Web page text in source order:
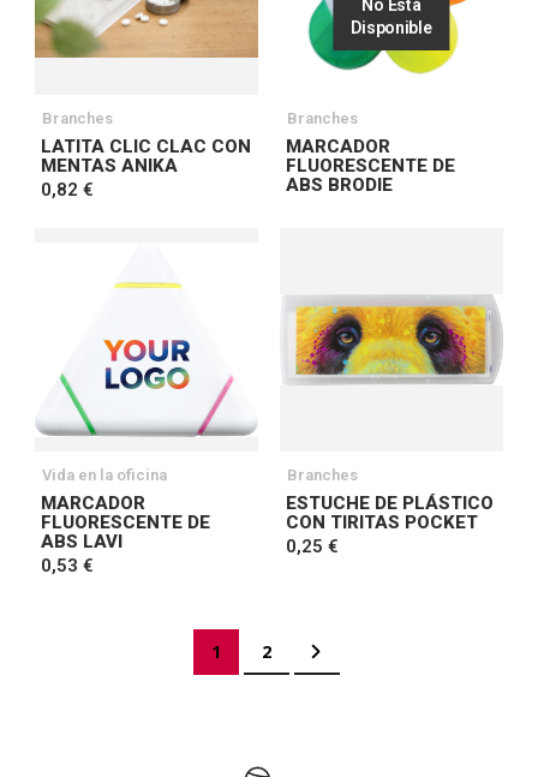
Branches
LATITA CLIC CLAC CON
MENTAS ANIKA
0,82 €
No Está
Disponible
Branches
MARCADOR
FLUORESCENTE DE
ABS BRODIE
Vida en la oficina
MARCADOR
FLUORESCENTE DE
ABS LAVI
0,53 €
Branches
ESTUCHE DE PLÁSTICO
CON TIRITAS POCKET
0,25 €
Actualmente estás leyendo página
1 Página
2 Página
Siguiente